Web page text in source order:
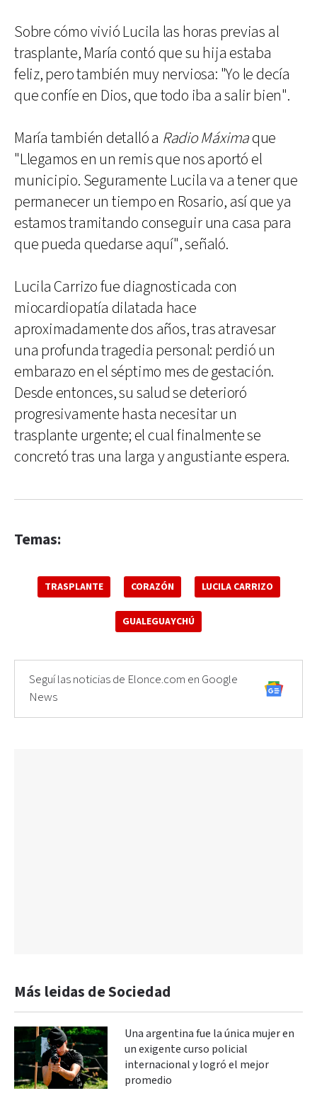
Sobre cómo vivió Lucila las horas previas al
trasplante, María contó que su hija estaba
feliz, pero también muy nerviosa: "Yo le decía
que confíe en Dios, que todo iba a salir bien".
María también detalló a Radio Máximaque
"Llegamos en un remis que nos aportó el
municipio. Seguramente Lucila va a tener que
permanecer un tiempo en Rosario, así que ya
estamos tramitando conseguir una casa para
que pueda quedarse aquí", señaló.
Lucila Carrizo fue diagnosticada con
miocardiopatía dilatada hace
aproximadamente dos años, tras atravesar
una profunda tragedia personal: perdió un
embarazo en el séptimo mes de gestación.
Desde entonces, su salud se deterioró
progresivamente hasta necesitar un
trasplante urgente; el cual finalmente se
concretó tras una larga y angustiante espera.
Temas:
TRASPLANTE CORAZÓN LUCILA CARRIZO
GUALEGUAYCHÚ
Seguí las noticias de Elonce.com en Google
News
Más leidas de Sociedad
Una argentina fue la única mujer en
un exigente curso policial
internacional y logró el mejor
promedio